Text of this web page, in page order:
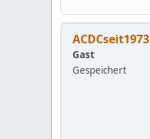
ACDCseit1973
Gast
Gespeichert